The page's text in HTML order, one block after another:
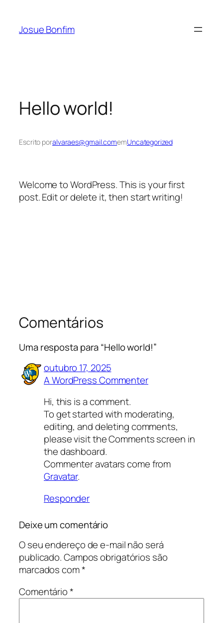
Josue Bonfim
Hello world!
Escrito poralvaraes@gmail.comemUncategorized
Welcome to WordPress. This is your first
post. Edit or delete it, then start writing!
Comentários
Uma resposta para “Hello world!”
outubro 17, 2025
A WordPress Commenter
Hi, this is a comment.
To get started with moderating,
editing, and deleting comments,
please visit the Comments screen in
the dashboard.
Commenter avatars come from
Gravatar.
Responder
Deixe um comentário
O seu endereço de e-mail não será
publicado.Campos obrigatórios são
marcados com*
Comentário*